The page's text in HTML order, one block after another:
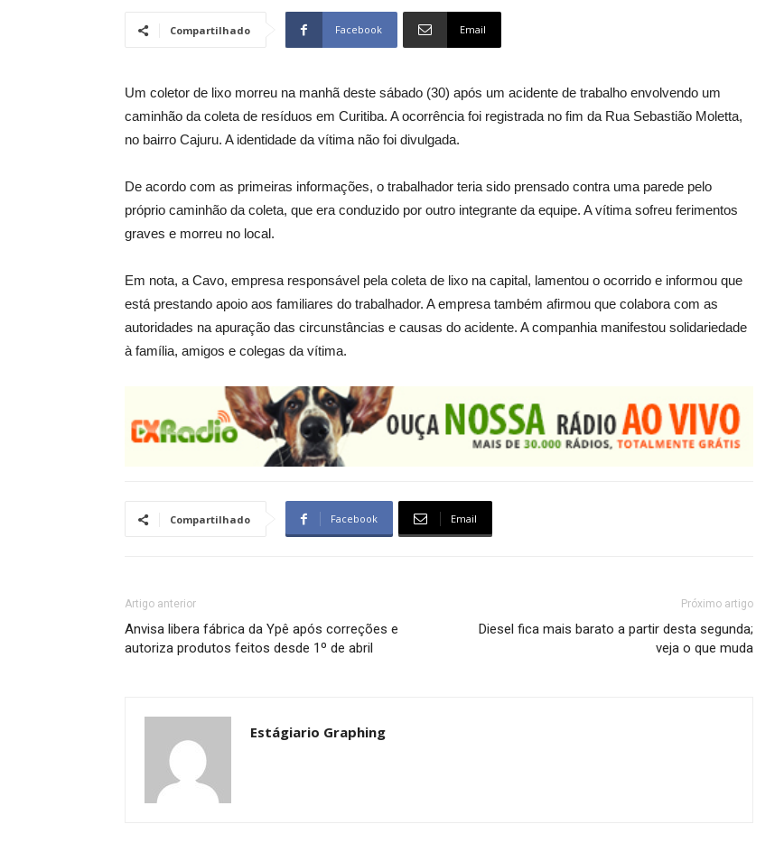
Compartilhado Facebook Email
Um coletor de lixo morreu na manhã deste sábado (30) após um acidente de trabalho envolvendo um
caminhão da coleta de resíduos em Curitiba. A ocorrência foi registrada no fim da Rua Sebastião Moletta,
no bairro Cajuru. A identidade da vítima não foi divulgada.
De acordo com as primeiras informações, o trabalhador teria sido prensado contra uma parede pelo
próprio caminhão da coleta, que era conduzido por outro integrante da equipe. A vítima sofreu ferimentos
graves e morreu no local.
Em nota, a Cavo, empresa responsável pela coleta de lixo na capital, lamentou o ocorrido e informou que
está prestando apoio aos familiares do trabalhador. A empresa também afirmou que colabora com as
autoridades na apuração das circunstâncias e causas do acidente. A companhia manifestou solidariedade
à família, amigos e colegas da vítima.
Compartilhado Facebook Email
Artigo anterior
Anvisa libera fábrica da Ypê após correções e
autoriza produtos feitos desde 1º de abril
Próximo artigo
Diesel fica mais barato a partir desta segunda;
veja o que muda
Estágiario Graphing